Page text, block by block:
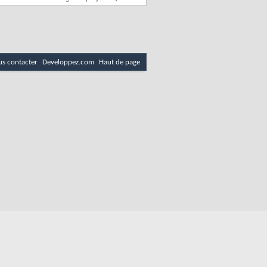
contacter Developpez.com Haut de page